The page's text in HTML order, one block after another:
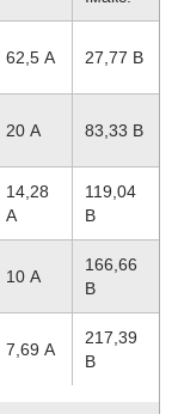
62,5 А 27,77 В
20 А 83,33 В
14,28
А
119,04
В
10 А
166,66
В
7,69 А
217,39
В